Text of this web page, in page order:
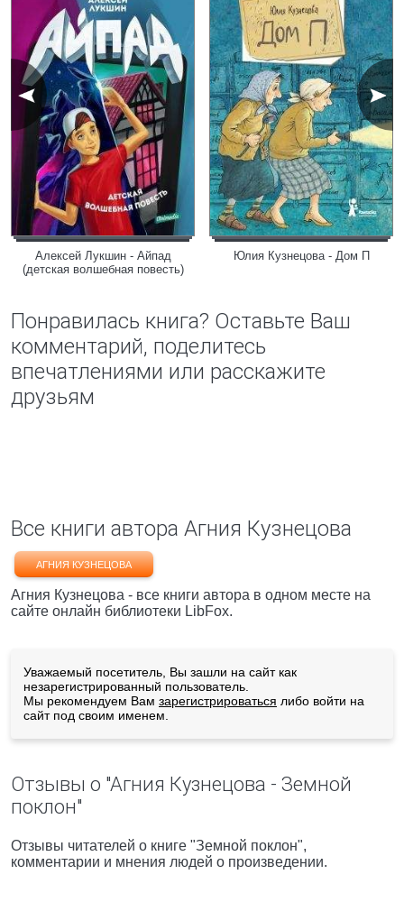
Алексей Лукшин - Айпад
(детская волшебная повесть)
Юлия Кузнецова - Дом П
Понравилась книга? Оставьте Ваш
комментарий, поделитесь
впечатлениями или расскажите
друзьям
Все книги автора Агния Кузнецова
АГНИЯ КУЗНЕЦОВА
Агния Кузнецова - все книги автора в одном месте на
сайте онлайн библиотеки LibFox.
Уважаемый посетитель, Вы зашли на сайт как
незарегистрированный пользователь.
Мы рекомендуем Вам зарегистрироваться либо войти на
сайт под своим именем.
Отзывы о "Агния Кузнецова - Земной
поклон"
Отзывы читателей о книге "Земной поклон",
комментарии и мнения людей о произведении.